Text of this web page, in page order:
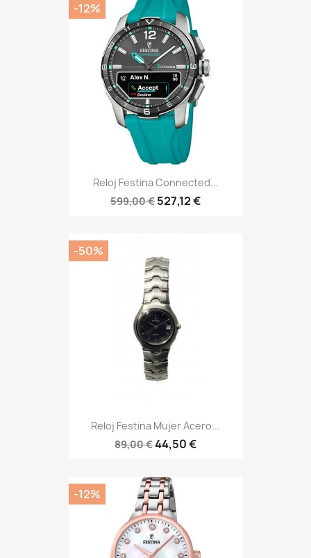
Reloj Festina Connected...
599,00 € 527,12 €
-12%
Reloj Festina Mujer Acero...
89,00 €44,50 €
-50%
-12%